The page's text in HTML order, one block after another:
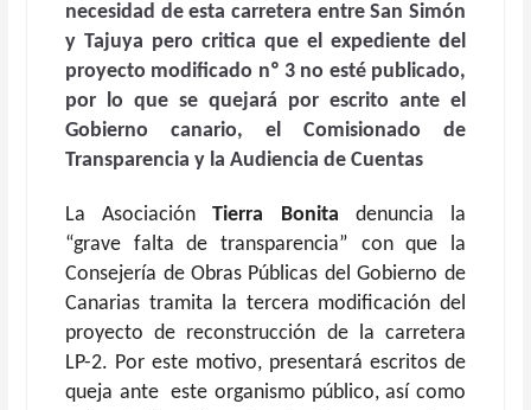
necesidad de esta carretera entre San Simón
y Tajuya pero critica que el expediente del
proyecto modificado nº 3 no esté publicado,
por lo que se quejará por escrito ante el
Gobierno canario, el Comisionado de
Transparencia y la Audiencia de Cuentas
La AsociaciónTierra Bonita denuncia la
“grave falta de transparencia” con que la
Consejería de Obras Públicas del Gobierno de
Canarias tramita la tercera modificación del
proyecto de reconstrucción de la carretera
LP-2. Por este motivo, presentará escritos de
queja ante este organismo público, así como